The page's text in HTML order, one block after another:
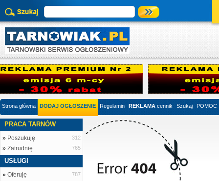
Strona główna DODAJ OGŁOSZENIE Regulamin REKLAMA cennik Szukaj POMOC
PRACA TARNÓW
» Poszukuję 312
» Zatrudnię 765
USŁUGI
» Oferuję 787